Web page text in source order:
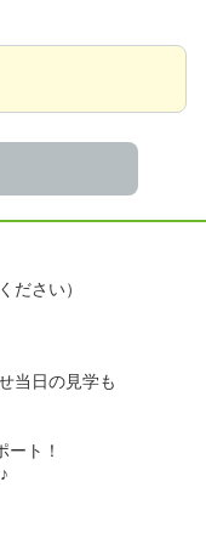
ださい）
当日の見学も
ト！